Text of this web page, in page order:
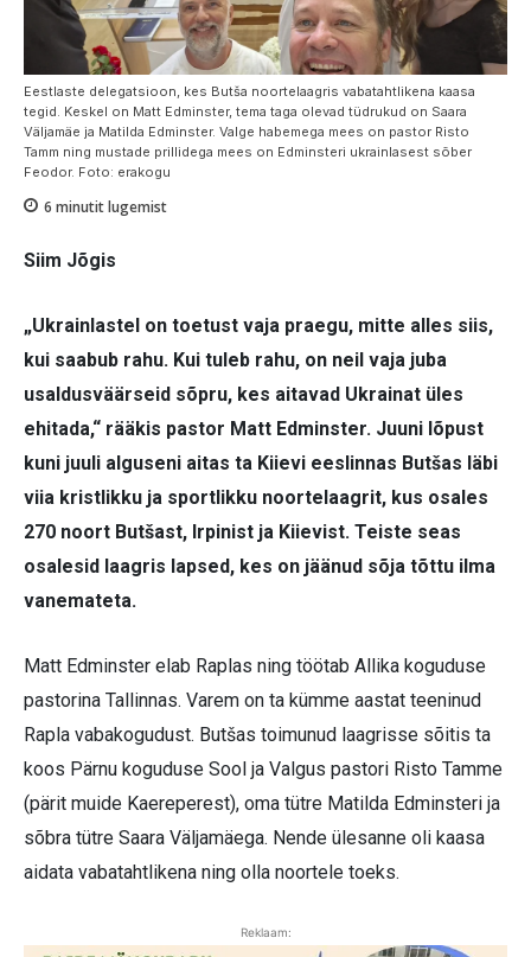
Eestlaste delegatsioon, kes Butša noortelaagris vabatahtlikena kaasa
tegid. Keskel on Matt Edminster, tema taga olevad tüdrukud on Saara
Väljamäe ja Matilda Edminster. Valge habemega mees on pastor Risto
Tamm ning mustade prillidega mees on Edminsteri ukrainlasest sõber
Feodor. Foto: erakogu
6 minutit lugemist
Siim Jõgis
„Ukrainlastel on toetust vaja praegu, mitte alles siis,
kui saabub rahu. Kui tuleb rahu, on neil vaja juba
usaldusväärseid sõpru, kes aitavad Ukrainat üles
ehitada,“ rääkis pastor Matt Edminster. Juuni lõpust
kuni juuli alguseni aitas ta Kiievi eeslinnas Butšas läbi
viia kristlikku ja sportlikku noortelaagrit, kus osales
270 noort Butšast, Irpinist ja Kiievist. Teiste seas
osalesid laagris lapsed, kes on jäänud sõja tõttu ilma
vanemateta.
Matt Edminster elab Raplas ning töötab Allika koguduse
pastorina Tallinnas. Varem on ta kümme aastat teeninud
Rapla vabakogudust. Butšas toimunud laagrisse sõitis ta
koos Pärnu koguduse Sool ja Valgus pastori Risto Tamme
(pärit muide Kaereperest), oma tütre Matilda Edminsteri ja
sõbra tütre Saara Väljamäega. Nende ülesanne oli kaasa
aidata vabatahtlikena ning olla noortele toeks.
Reklaam: